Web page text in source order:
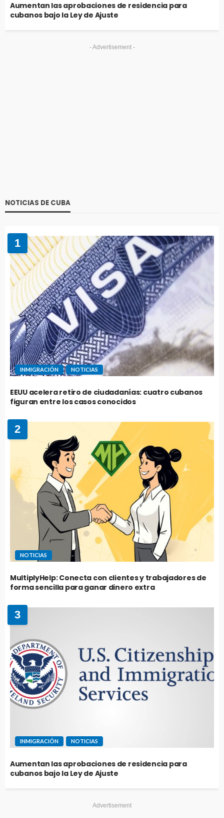
Aumentan las aprobaciones de residencia para
cubanos bajo la Ley de Ajuste
- Advertisement -
NOTICIAS DE CUBA
1
INMIGRACIÓN NOTICIAS
EEUU acelera retiro de ciudadanías: cuatro cubanos
figuran entre los casos conocidos
2
NOTICIAS
MultiplyHelp: Conecta con clientes y trabajadores de
forma sencilla para ganar dinero extra
3
INMIGRACIÓN NOTICIAS
Aumentan las aprobaciones de residencia para
cubanos bajo la Ley de Ajuste
Advertisement